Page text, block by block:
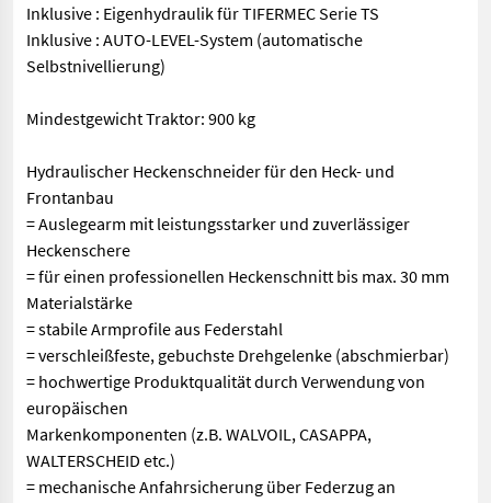
Inklusive : Eigenhydraulik für TIFERMEC Serie TS
Inklusive : AUTO-LEVEL-System (automatische
Selbstnivellierung)
Mindestgewicht Traktor: 900 kg
Hydraulischer Heckenschneider für den Heck- und
Frontanbau
= Auslegearm mit leistungsstarker und zuverlässiger
Heckenschere
= für einen professionellen Heckenschnitt bis max. 30 mm
Materialstärke
= stabile Armprofile aus Federstahl
= verschleißfeste, gebuchste Drehgelenke (abschmierbar)
= hochwertige Produktqualität durch Verwendung von
europäischen
Markenkomponenten (z.B. WALVOIL, CASAPPA,
WALTERSCHEID etc.)
= mechanische Anfahrsicherung über Federzug an